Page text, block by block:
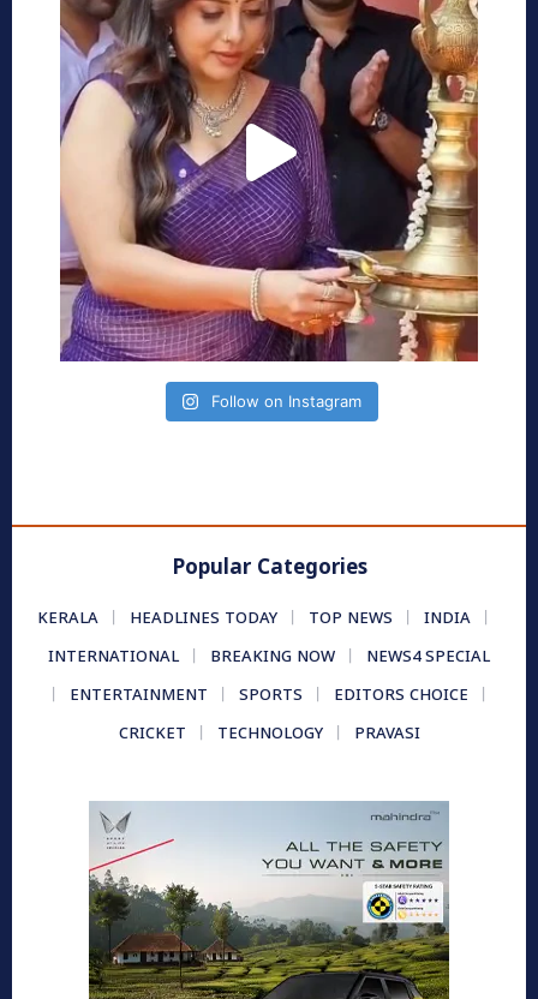
Follow on Instagram
Popular Categories
KERALA HEADLINES TODAY TOP NEWS
INDIA
INTERNATIONAL
BREAKING NOW
NEWS4 SPECIAL
ENTERTAINMENT
SPORTS
EDITORS CHOICE
CRICKET
TECHNOLOGY PRAVASI